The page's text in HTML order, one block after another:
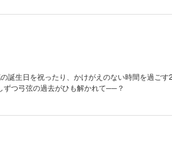
誕生日を祝ったり、かけがえのない時間を過ごす2
つ弓弦の過去がひも解かれて──？